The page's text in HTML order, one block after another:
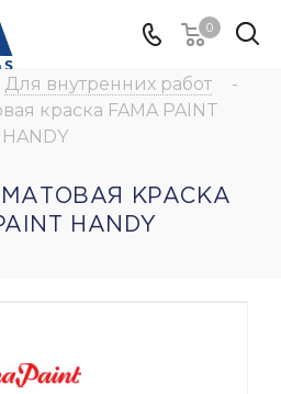
0
Для внутренних работ
-
краска FAMA PAINT
HANDY
КРАСКА
HANDY